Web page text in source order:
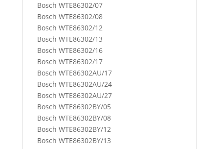
Bosch WTE86302/07
Bosch WTE86302/08
Bosch WTE86302/12
Bosch WTE86302/13
Bosch WTE86302/16
Bosch WTE86302/17
Bosch WTE86302AU/17
Bosch WTE86302AU/24
Bosch WTE86302AU/27
Bosch WTE86302BY/05
Bosch WTE86302BY/08
Bosch WTE86302BY/12
Bosch WTE86302BY/13